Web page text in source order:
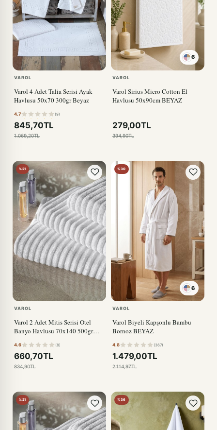
VAROL
Varol 4 Adet Talia Serisi Ayak
Havlusu 50x70 300gr Beyaz
4.7 (9)
845,70TL
1.069,20TL
6
VAROL
Varol Sirius Micro Cotton El
Havlusu 50x90cm BEYAZ
279,00TL
394,90TL
%21
VAROL
Varol 2 Adet Mitis Serisi Otel
Banyo Havlusu 70x140 500gr
4.6 (8)
660,70TL
834,90TL
%30
6
VAROL
Varol Biyeli Kapşonlu Bambu
Bornoz BEYAZ
4.8 (367)
1.479,00TL
2.114,97TL
%21 %36